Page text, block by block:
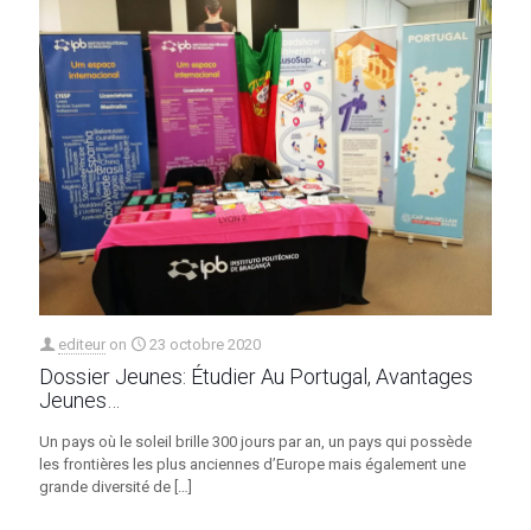
editeur on 23 octobre 2020
Dossier Jeunes: Étudier Au Portugal, Avantages
Jeunes…
Un pays où le soleil brille 300 jours par an, un pays qui possède
les frontières les plus anciennes d’Europe mais également une
grande diversité de